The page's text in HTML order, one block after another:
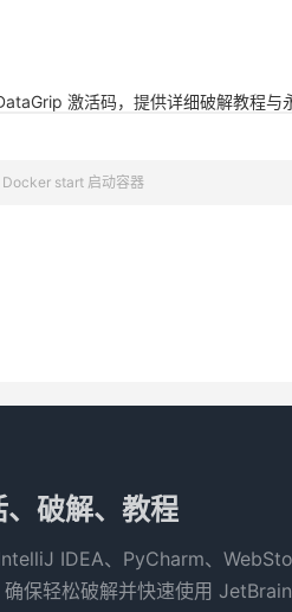
激活码，提供详细破解教程与
Docker start 启动容器
破解、教程
IDEA、PyCharm、
保轻松破解并快速使用